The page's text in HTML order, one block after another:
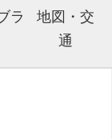
ラ
地図・交
通